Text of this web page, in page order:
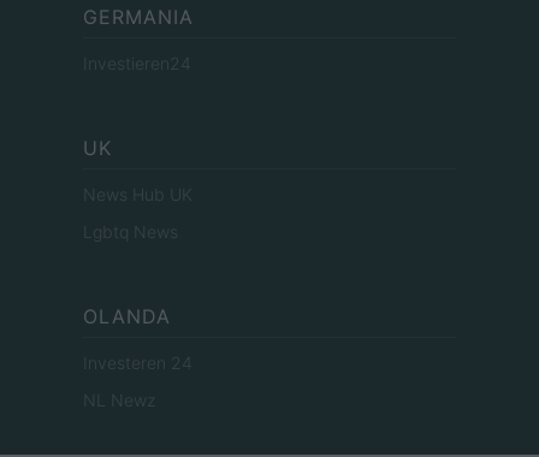
GERMANIA
Investieren24
UK
News Hub UK
Lgbtq News
OLANDA
Investeren 24
NL Newz